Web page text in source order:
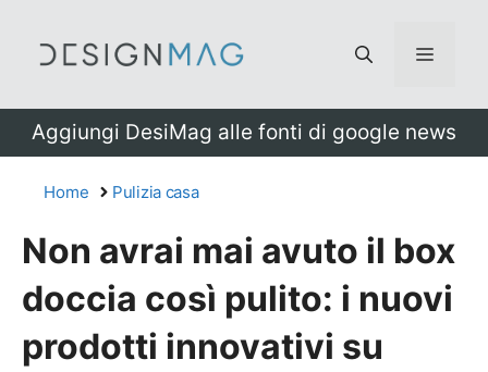
Menu
Aggiungi DesiMag alle fonti di google news
Home Pulizia casa
Non avrai mai avuto il box
doccia così pulito: i nuovi
prodotti innovativi su